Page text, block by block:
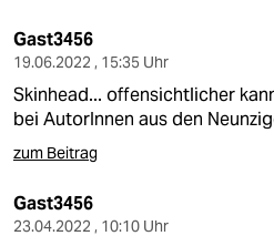
Gast3456
19.06.2022 , 15:35 Uhr
Skinhead... offensichtlicher
bei AutorInnen aus den
zum Beitrag
Gast3456
23.04.2022 , 10:10 Uhr